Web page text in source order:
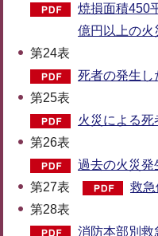
焼損面積450
億円以上の火
第24表
死者の発生し
第25表
火災による死
第26表
過去の火災発
第27表
救急
第28表
消防本部別救